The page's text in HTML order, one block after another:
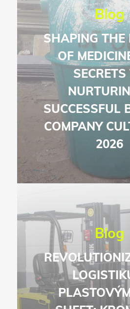
Blog
SHAPING THE
OF
SECRETS
SUCCESSFUL
COMPANY
2026
Blog